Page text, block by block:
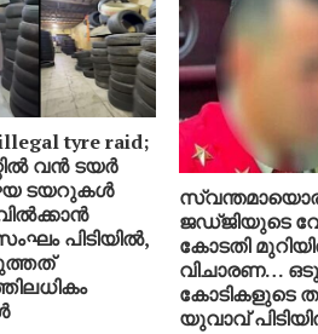
tyre raid;
വൻ ടയർ
ടയറുകൾ
പിടിയിൽ,
ജഡ്ജിയുടെ
കോടതി
വിചാരണ…
കോടികളുടെ
യുവാവ്